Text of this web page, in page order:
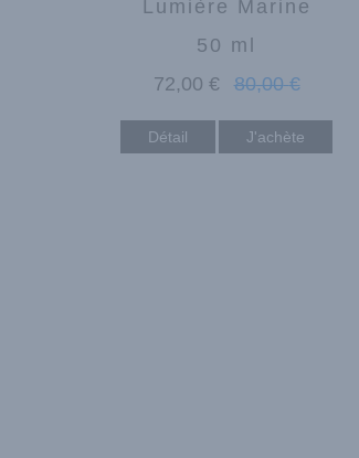
Lumière Marine
50 ml
72,00 € 80,00 €
Détail